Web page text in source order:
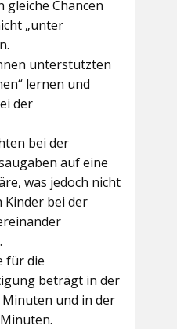
gleiche Chancen
„unter
unterstützten
lernen und
der
bei der
auf eine
was jedoch nicht
Kinder bei der
für die
beträgt in der
Minuten und in der